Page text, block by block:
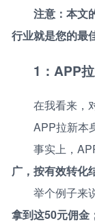
注意：本文
行业就是您的最
1：APP
在我看来，
APP拉新本
事实上，
广，按有效转化
举个例子来
拿到这50元佣金